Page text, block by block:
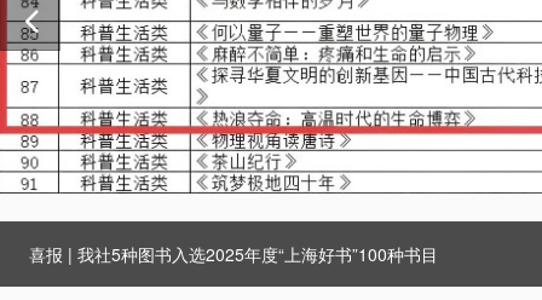
喜报 | 我社5种图书入选2025年度“上海好书”100种书目